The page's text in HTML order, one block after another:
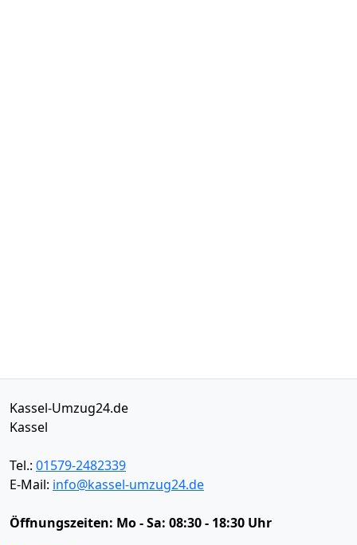
Kassel-Umzug24.de
Kassel
Tel.: 01579-2482339
E-Mail: info@kassel-umzug24.de
Öffnungszeiten: Mo - Sa: 08:30 - 18:30 Uhr